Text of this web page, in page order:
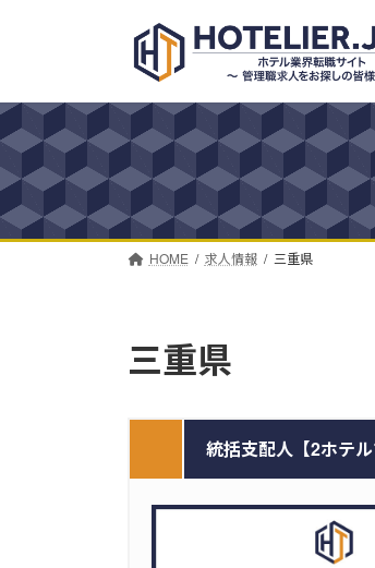
ツ
へ
ス
キ
ッ
プ
シ
ョ
ン
に
移
動
HOME 求人情報 三重県
三重県
統括支配人【2ホテ